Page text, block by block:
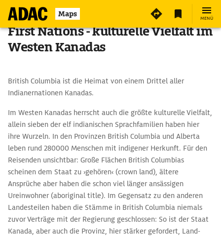
Maps MENÜ
First Nations - kulturelle Vielfalt im
Westen Kanadas
British Columbia ist die Heimat von einem Drittel aller
Indianernationen Kanadas.
Im Westen Kanadas herrscht auch die größte kulturelle Vielfalt,
allein sieben der elf india­nischen Sprachfamilien haben hier
ihre Wurzeln. In den Provinzen British Columbia und Alberta
leben rund 280000 Menschen mit indigener Herkunft. Für den
Reisenden unsichtbar: Große Flächen British ­Columbias
scheinen dem Staat zu ›gehören‹ (crown land), ältere
Ansprüche aber haben die schon viel länger ansässigen
Ureinwohner (aboriginal title). Im Gegensatz zu den ­anderen
Landesteilen haben die Stämme in British Columbia niemals
zuvor Verträge mit der Regierung geschlossen: So ist der Staat
Kanada, aber auch die Provinz, hier stärker gefordert, Land-